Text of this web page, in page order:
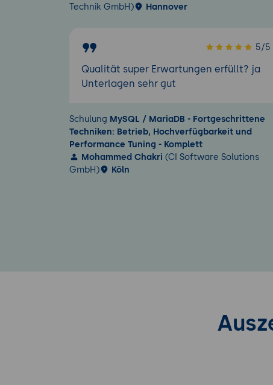
Technik GmbH)
Hannover
5/5
Qualität super Erwartungen erfüllt? ja
Unterlagen sehr gut
Schulung MySQL / MariaDB - Fortgeschrittene
Techniken: Betrieb, Hochverfügbarkeit und
Performance Tuning - Komplett
Mohammed Chakri (CI Software Solutions
GmbH)
Köln